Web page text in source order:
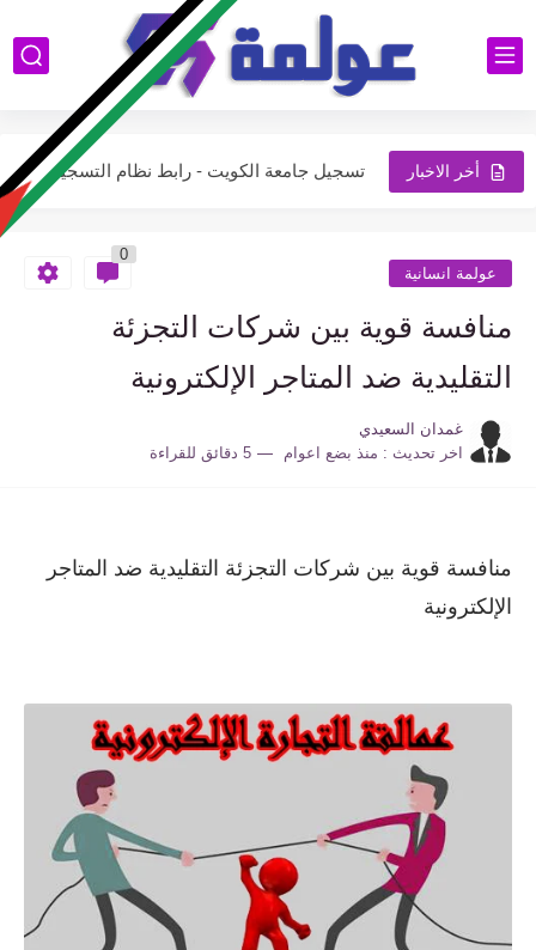
أخر الاخبار
استعلام عن تأشيرة برقم الطلب عبر منصة إنجاز للاستعلام عن...
تسجيل جامعة الكويت - رابط نظام التسجيل الالكتروني الجديد
تقديم شقق الاسكان أهم المعلومات عنها وطريقة التقديم عليها عولمة انسانية
0
منافسة قوية بين شركات التجزئة
التقليدية ضد المتاجر الإلكترونية
غمدان السعيدي
اخر تحديث : منذ بضع اعوام 5 دقائق للقراءة
منافسة قوية بين شركات التجزئة التقليدية ضد المتاجر
الإلكترونية
FREE PALESTINE